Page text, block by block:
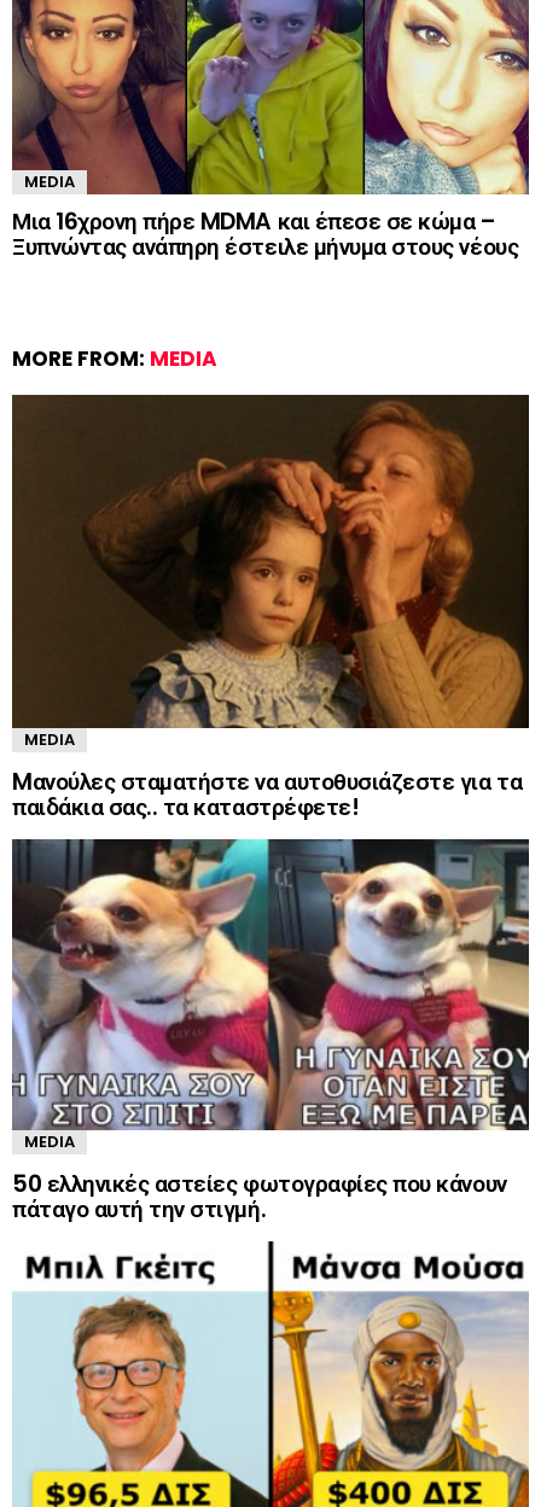
MEDIA
Μια 16χρονη πήρε MDMA και έπεσε σε κώμα –
Ξυπνώντας ανάπηρη έστειλε μήνυμα στους νέους
MORE FROM: MEDIA
MEDIA
Mανούλες σταματήστε να αυτοθυσιάζεστε για τα
παιδάκια σας.. τα καταστρέφετε!
MEDIA
50 ελληνικές αστείες φωτογραφίες που κάνουν
πάταγο αυτή την στιγμή.